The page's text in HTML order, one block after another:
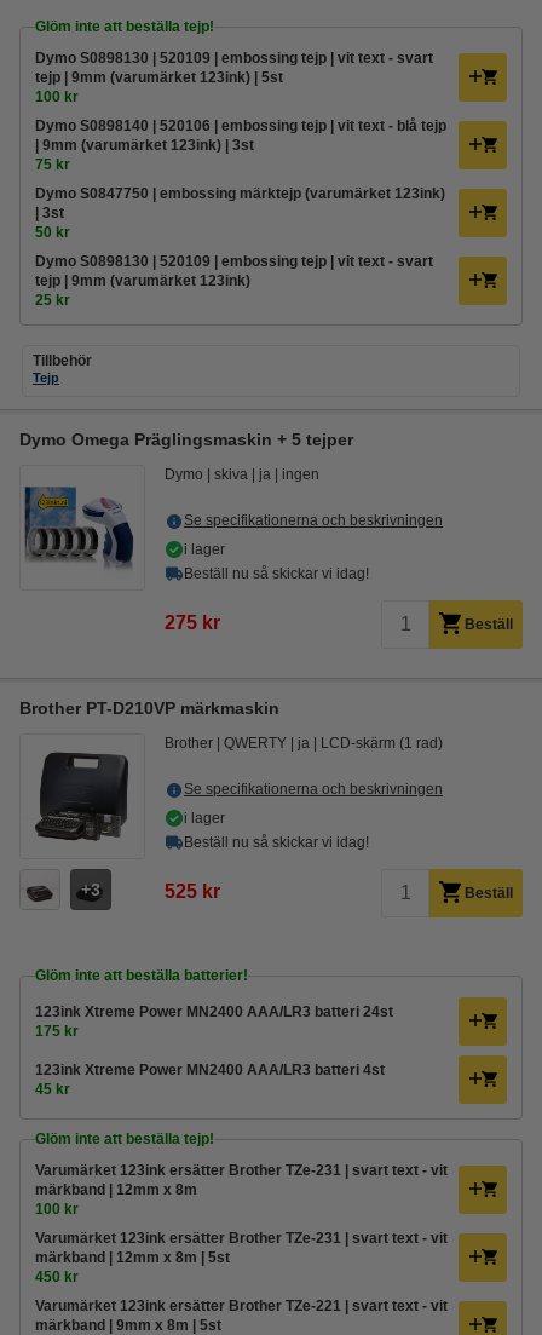
Glöm inte att beställa tejp!
Dymo S0898130 | 520109 | embossing tejp | vit text - svart
tejp | 9mm (varumärket 123ink) | 5st
100 kr
Dymo S0898140 | 520106 | embossing tejp | vit text - blå tejp
| 9mm (varumärket 123ink) | 3st
75 kr
Dymo S0847750 | embossing märktejp (varumärket 123ink)
| 3st
50 kr
Dymo S0898130 | 520109 | embossing tejp | vit text - svart
tejp | 9mm (varumärket 123ink)
25 kr
Tillbehör
Tejp
Dymo Omega Präglingsmaskin + 5 tejper
Dymo skiva ja ingen
Se specifikationerna och beskrivningen
i lager
Beställ nu så skickar vi idag!
275 kr Beställ
Brother PT-D210VP märkmaskin
3
Brother QWERTY ja LCD-skärm (1 rad)
Se specifikationerna och beskrivningen
i lager
Beställ nu så skickar vi idag!
525 kr Beställ
Glöm inte att beställa batterier!
123ink Xtreme Power MN2400 AAA/LR3 batteri 24st
175 kr
123ink Xtreme Power MN2400 AAA/LR3 batteri 4st
45 kr
Glöm inte att beställa tejp!
Varumärket 123ink ersätter Brother TZe-231 | svart text - vit
märkband | 12mm x 8m
100 kr
Varumärket 123ink ersätter Brother TZe-231 | svart text - vit
märkband | 12mm x 8m | 5st
450 kr
Varumärket 123ink ersätter Brother TZe-221 | svart text - vit
märkband | 9mm x 8m | 5st